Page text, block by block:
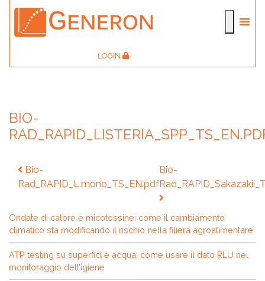
LOGIN
BIO-
Navigazione
articoli
Bio-
Rad_RAPID_L.mono_TS_EN.pdf
Bio-
Ondate di calore e micotossine: come il cambiamento
climatico sta modificando il rischio nella filiera agroalimentare
ATP testing su superfici e acqua: come usare il dato RLU nel
monitoraggio dell’igiene